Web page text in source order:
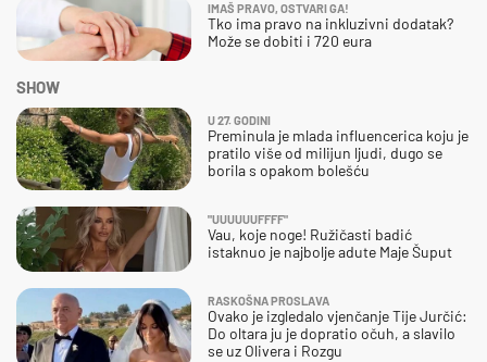
IMAŠ PRAVO, OSTVARI GA!
Tko ima pravo na inkluzivni dodatak?
Može se dobiti i 720 eura
SHOW
U 27. GODINI
Preminula je mlada influencerica koju je
pratilo više od milijun ljudi, dugo se
borila s opakom bolešću
"UUUUUUFFFF"
Vau, koje noge! Ružičasti badić
istaknuo je najbolje adute Maje Šuput
RASKOŠNA PROSLAVA
Ovako je izgledalo vjenčanje Tije Jurčić:
Do oltara ju je dopratio očuh, a slavilo
se uz Olivera i Rozgu